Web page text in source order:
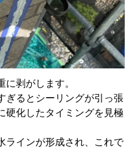
剥がします。
ぎるとシーリングが引っ張
硬化したタイミングを見極
ラインが形成され、これで